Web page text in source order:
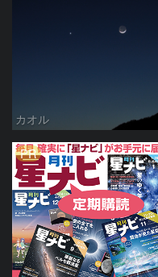
カオル
PR